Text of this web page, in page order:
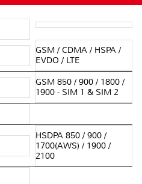
GSM / CDMA / HSPA /
EVDO / LTE
GSM 850 / 900 / 1800 /
1900 - SIM 1 & SIM 2
HSDPA 850 / 900 /
1700(AWS) / 1900 /
2100